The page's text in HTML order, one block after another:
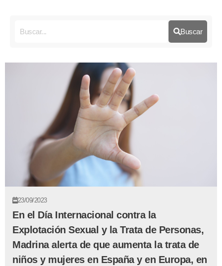
Buscar
23/09/2023
En el Día Internacional contra la
Explotación Sexual y la Trata de Personas,
Madrina alerta de que aumenta la trata de
niños y mujeres en España y en Europa, en